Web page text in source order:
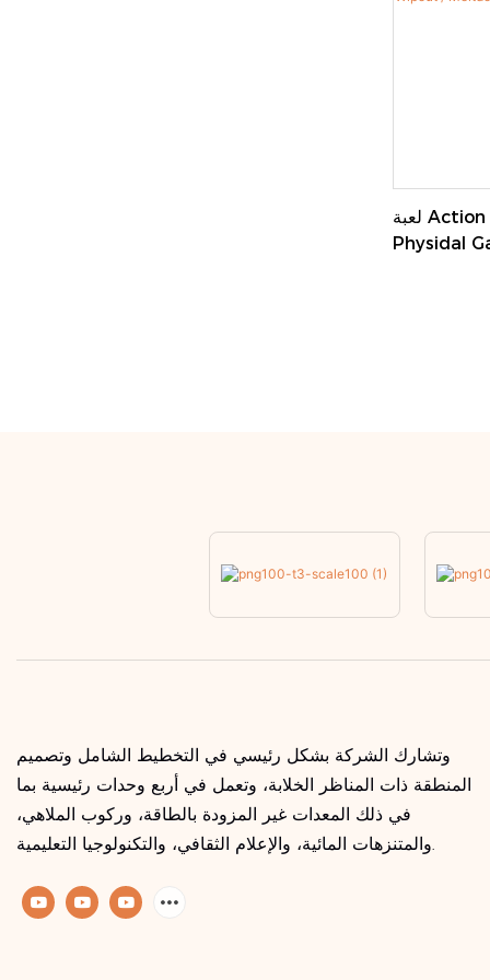
لعبة Action Show Probrable Court
Physidal
وتشارك الشركة بشكل رئيسي في التخطيط الشامل وتصميم
المنطقة ذات المناظر الخلابة، وتعمل في أربع وحدات رئيسية بما
في ذلك المعدات غير المزودة بالطاقة، وركوب الملاهي،
والمتنزهات المائية، والإعلام الثقافي، والتكنولوجيا التعليمية.